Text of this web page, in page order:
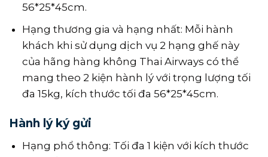
56*25*45cm.
Hạng thương gia và hạng nhất: Mỗi hành
khách khi sử dụng dịch vụ 2 hạng ghế này
của hãng hàng không Thai Airways có thể
mang theo 2 kiện hành lý với trọng lượng tối
đa 15kg, kích thước tối đa 56*25*45cm.
Hành lý ký gửi
Hạng phổ thông: Tối đa 1 kiện với kích thước